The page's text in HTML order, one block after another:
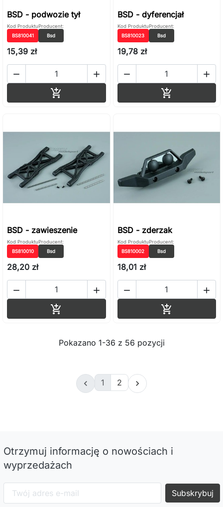
BSD - podwozie tył
Kod Produktu
BS810041
Producent:
Bsd
15,39 zł
 

BSD - dyferencjał
Kod Produktu
BS810023
Producent:
Bsd
19,78 zł
 

BSD - zawieszenie
Kod Produktu
BS810010
Producent:
Bsd
28,20 zł
 

BSD - zderzak
Kod Produktu
BS810002
Producent:
Bsd
18,01 zł
 

Pokazano 1-36 z 56 pozycji
 1 2 
Otrzymuj informację o nowościach i
wyprzedażach